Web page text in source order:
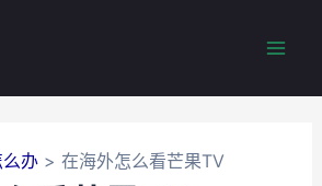
办 在海外怎么看芒果TV